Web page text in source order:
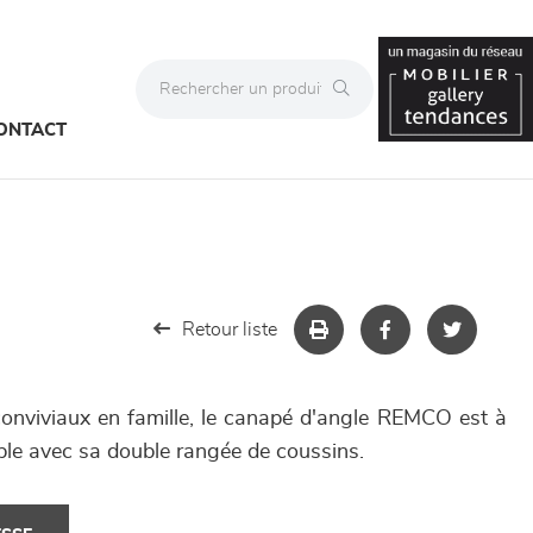
Retour liste
en famille, le canapé d'angle REMCO est à
avec sa double rangée de coussins.